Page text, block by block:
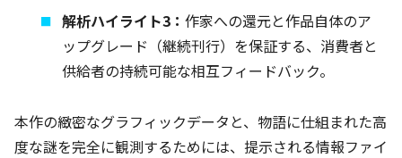
解析ハイライト3：作家への還元と作品自体のア
ップグレード（継続刊行）を保証する、消費者と
供給者の持続可能な相互フィードバック。
本作の緻密なグラフィックデータと、物語に仕組まれた高
度な謎を完全に観測するためには、提示される情報ファイ